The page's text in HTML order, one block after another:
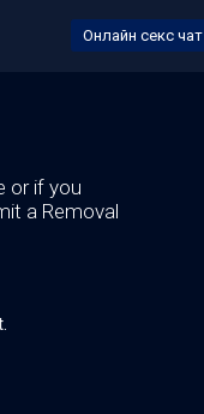
Онлайн секс чат
or if you
a Removal